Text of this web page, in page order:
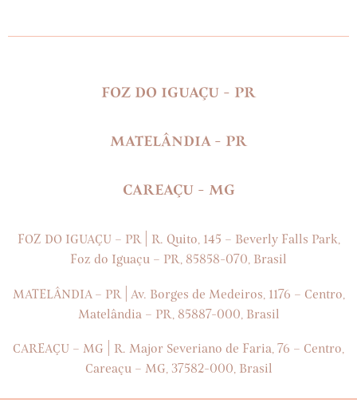
FOZ DO IGUAÇU - PR
MATELÂNDIA - PR
CAREAÇU - MG
FOZ DO IGUAÇU – PR
R. Quito, 145 – Beverly Falls Park,
Foz do Iguaçu – PR, 85858-070, Brasil
MATELÂNDIA – PR
Av. Borges de Medeiros, 1176 – Centro,
Matelândia – PR, 85887-000, Brasil
CAREAÇU – MG
R. Major Severiano de Faria, 76 – Centro,
Careaçu – MG, 37582-000, Brasil